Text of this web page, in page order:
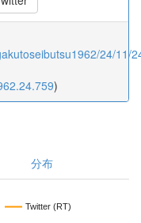
24/11/
)
分布
Twitter (RT)